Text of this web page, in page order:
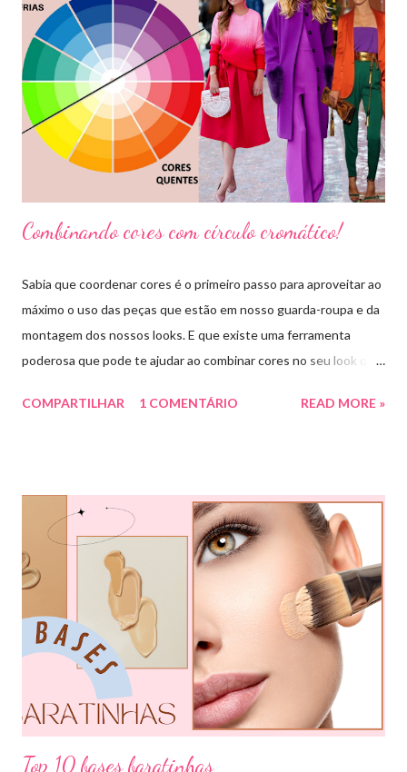
Combinando cores com círculo cromático!
Sabia que coordenar cores é o primeiro passo para aproveitar ao
máximo o uso das peças que estão em nosso guarda-roupa e da
montagem dos nossos looks. E que existe uma ferramenta
poderosa que pode te ajudar ao combinar cores no seu look que
divido em 12 pedaços, onde cada um pedaço apresenta uma cor,
para nossos looks criando produções incríveis. Essa ferramenta
é super usada por profissionais da moda, porém qualquer pessoa
pode usar e garanto pra vocês que ajuda muitooo! Bora conferir
algumas das combinações de cores que podemos fazer com o
círculo cromático: COMBINAÇÃO MONOCROMÁTICA: uma
única cor ou a combinação de tom sobre tom (entre variação de
claro e escuro dessa mesma cor). COMBINAÇÃO ANÁLOGA:
COMPARTILHAR 1 COMENTÁRIO READ MORE »
Top 10 bases baratinhas